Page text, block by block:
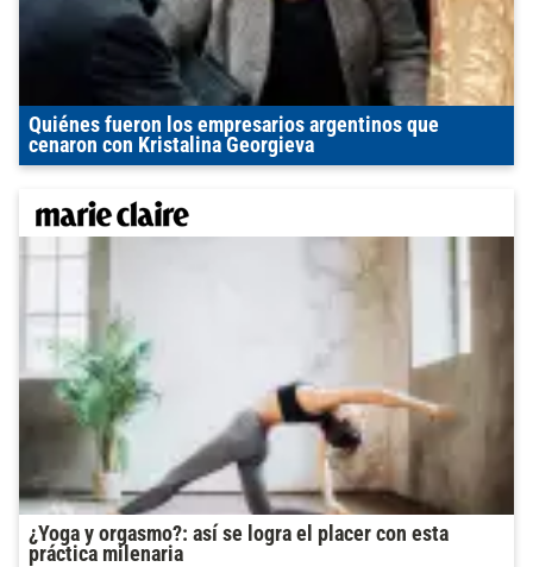
Quiénes fueron los empresarios argentinos que
cenaron con Kristalina Georgieva
¿Yoga y orgasmo?: así se logra el placer con esta
práctica milenaria